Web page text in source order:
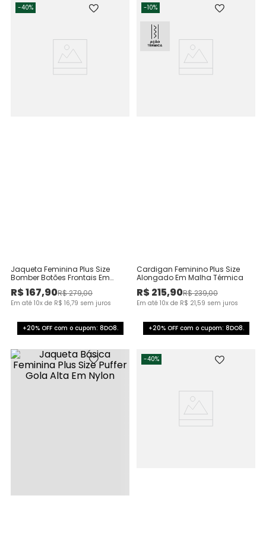
-40%
Jaqueta Feminina Plus Size
Bomber Botões Frontais Em
Moletom Stretch
R$167,90R$279,00
Em até 10x de R$ 16,79 sem juros
+20% OFF com o cupom: 8DO8.
-10%
Cardigan Feminino Plus Size
Alongado Em Malha Térmica
R$215,90R$239,00
Em até 10x de R$ 21,59 sem juros
+20% OFF com o cupom: 8DO8.
-40%